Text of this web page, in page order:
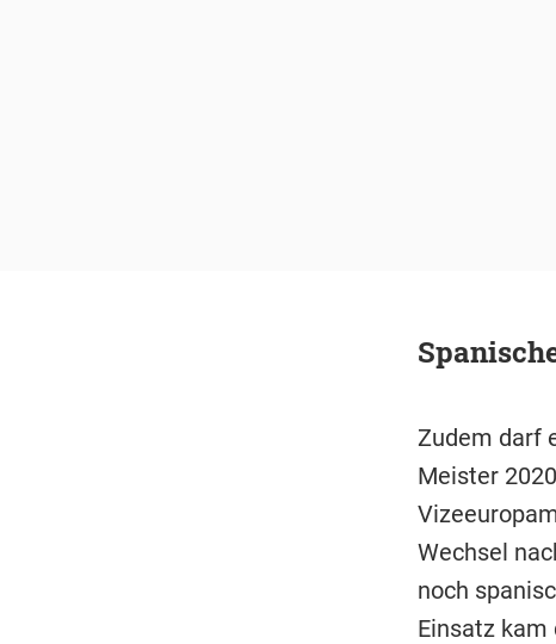
Zudem darf
Meister
Wechsel
noch
Einsatz